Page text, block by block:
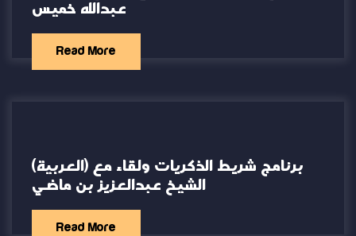
عبدالله خميس
Read More
(العربية) برنامج شريط الذكريات ولقاء مع
الشيخ عبدالعزيز بن ماضي
Read More